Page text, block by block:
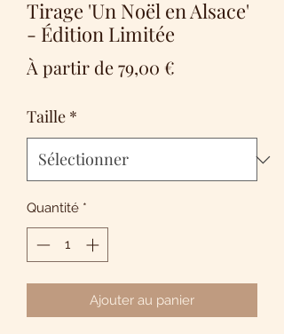
Tirage 'Un Noël en Alsace'
- Édition Limitée
À partir de79,00 €
Taille *
Quantité *
Ajouter au panier